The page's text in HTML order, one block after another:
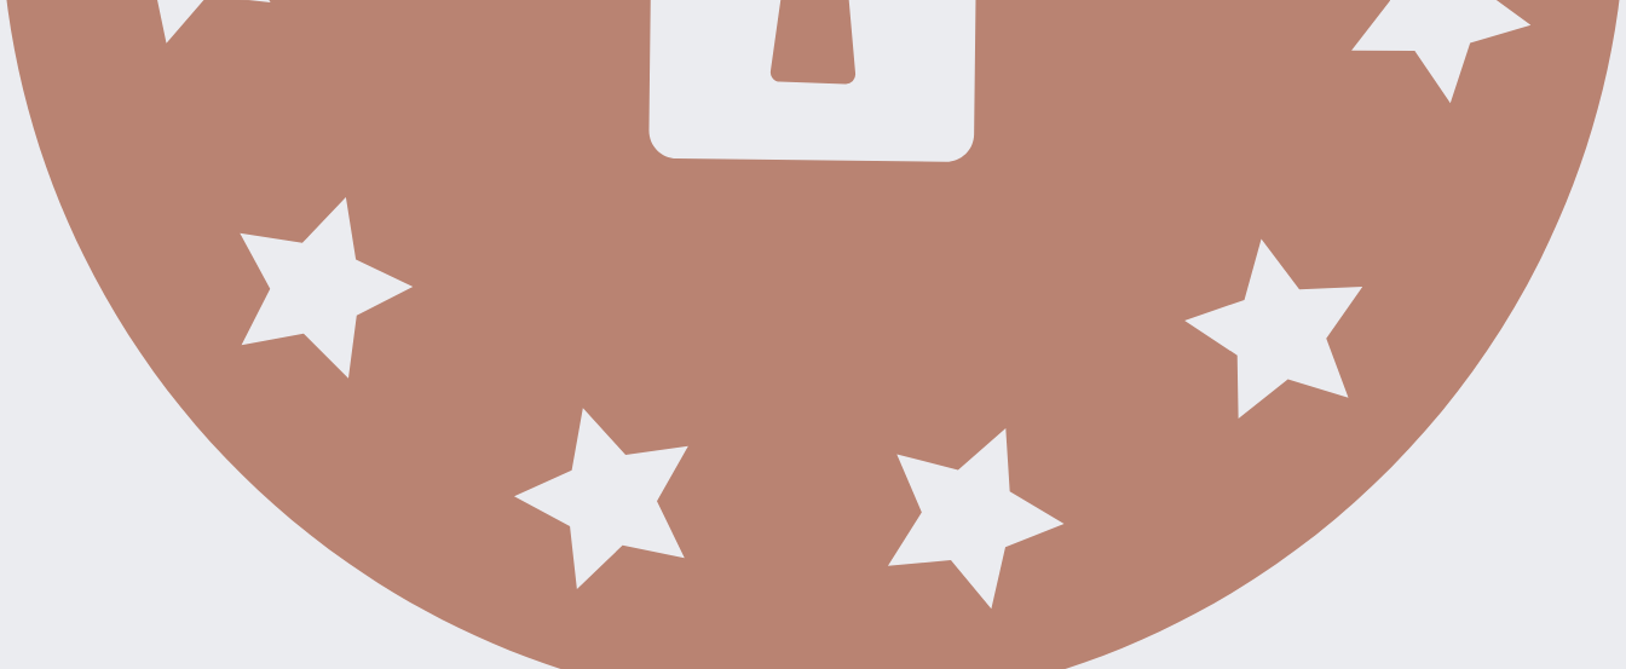
- interiérové dvere so zárubňou
- kúpeľňa je vybavená dlažbami, toaletou, umývadlom, zrkadlom a vaňou
- kuchynská linka, spotrebiče
-Elektrický prúd: 220/380
Cena: 450.000.-Eur